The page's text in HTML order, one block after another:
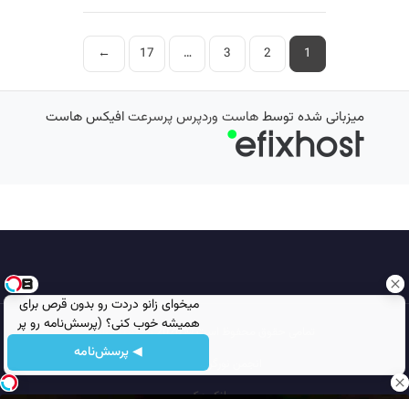
میخوای زانو دردت رو بدون قرص برای
همیشه خوب کنی؟ (پرسش‌نامه رو پر
کن!)
◀ پرسش‌نامه
صفحه‌بندی
نوشته‌ها
1
2
3
…
17
←
میزبانی شده توسطهاست وردپرس پرسرعتافیکس هاست
تمامی حقوق محفوظ است © 2026
مجله نورگرام
انجمن نورگرام